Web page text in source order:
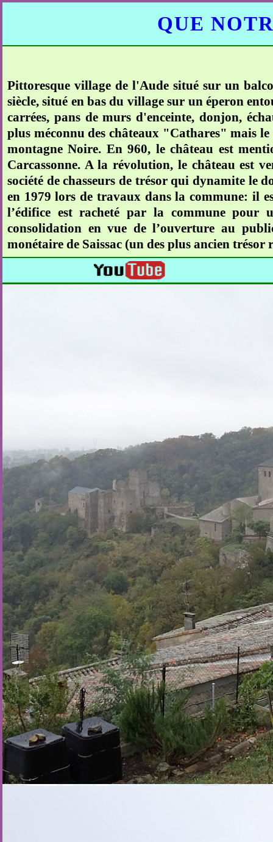
QUE
Pittoresque village de l'Aude situé sur un
siècle, situé en bas du village sur un éperon
carrées, pans de murs d'enceinte, donjon,
plus méconnu des châteaux "Cathares" mais
montagne Noire. En 960, le château est
Carcassonne. A la révolution, le château est
société de chasseurs de trésor qui dynamite le
en 1979 lors de travaux dans la commune: il
l’édifice est racheté par la commune pour
consolidation en vue de l’ouverture au
monétaire de Saissac (un des plus ancien trésor